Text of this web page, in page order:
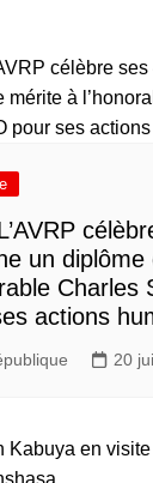
un
Charles
actions
20